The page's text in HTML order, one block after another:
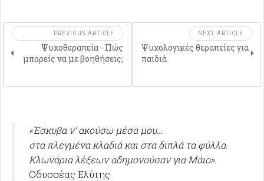
PREVIOUS ARTICLE
Ψυχοθεραπεία - Πώς
μπορείς να με βοηθήσεις;
NEXT ARTICLE
Ψυχολογικές θεραπείες για
παιδιά
«Έσκυβα ν’ ακούσω μέσα μου…
στα πλεγμένα κλαδιά και στα διπλά τα φύλλα.
Κλωνάρια λέξεων αδημονούσαν για Μάιο».
Οδυσσέας Ελύτης